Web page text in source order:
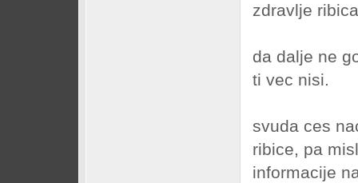
zdravlje
da dalje ne
ti vec nisi.
svuda ces
ribice, pa
informacije